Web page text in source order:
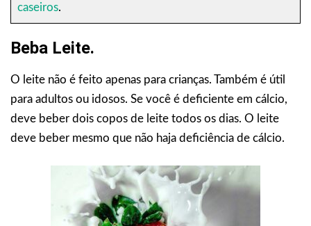
caseiros.
Beba Leite.
O leite não é feito apenas para crianças. Também é útil
para adultos ou idosos. Se você é deficiente em cálcio,
deve beber dois copos de leite todos os dias. O leite
deve beber mesmo que não haja deficiência de cálcio.